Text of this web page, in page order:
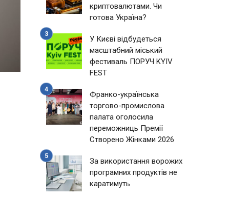
криптовалютами. Чи
готова Україна?
У Києві відбудеться
масштабний міський
фестиваль ПОРУЧ KYIV
FEST
Франко-українська
торгово-промислова
палата оголосила
переможниць Премії
Створено Жінками 2026
За використання ворожих
програмних продуктів не
каратимуть